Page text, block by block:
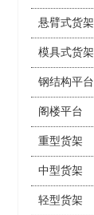
悬臂式货架
模具式货架
钢结构平台
阁楼平台
重型货架
中型货架
轻型货架